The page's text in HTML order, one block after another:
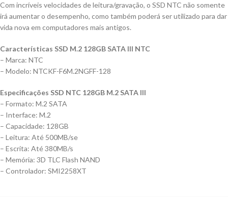
Com incríveis velocidades de leitura/gravação, o SSD NTC não somente
irá aumentar o desempenho, como também poderá ser utilizado para dar
vida nova em computadores mais antigos.
Características SSD M.2 128GB SATA III NTC
– Marca: NTC
– Modelo: NTCKF-F6M.2NGFF-128
Especificações SSD NTC 128GB M.2 SATA III
– Formato: M.2 SATA
– Interface: M.2
– Capacidade: 128GB
– Leitura: Até 500MB/se
– Escrita: Até 380MB/s
– Memória: 3D TLC Flash NAND
– Controlador: SMI2258XT